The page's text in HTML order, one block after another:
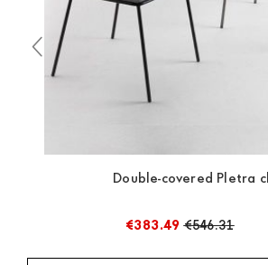
Double-covered Pletra
€383.49 €546.31